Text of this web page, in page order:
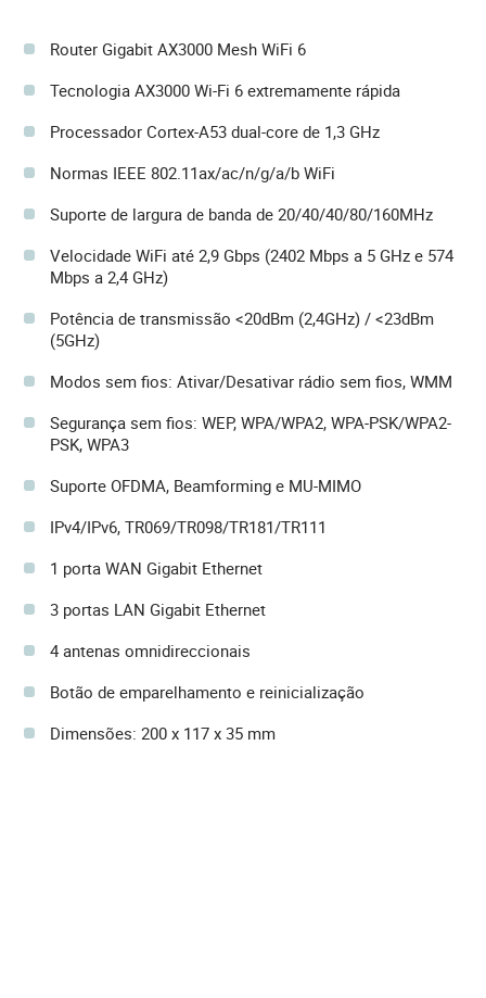
Router Gigabit AX3000 Mesh WiFi 6
Tecnologia AX3000 Wi-Fi 6 extremamente rápida
Processador Cortex-A53 dual-core de 1,3 GHz
Normas IEEE 802.11ax/ac/n/g/a/b WiFi
Suporte de largura de banda de 20/40/40/80/160MHz
Velocidade WiFi até 2,9 Gbps (2402 Mbps a 5 GHz e 574
Mbps a 2,4 GHz)
Potência de transmissão <20dBm (2,4GHz) / <23dBm
(5GHz)
Modos sem fios: Ativar/Desativar rádio sem fios, WMM
Segurança sem fios: WEP, WPA/WPA2, WPA-PSK/WPA2-
PSK, WPA3
Suporte OFDMA, Beamforming e MU-MIMO
IPv4/IPv6, TR069/TR098/TR181/TR111
1 porta WAN Gigabit Ethernet
3 portas LAN Gigabit Ethernet
4 antenas omnidireccionais
Botão de emparelhamento e reinicialização
Dimensões: 200 x 117 x 35 mm